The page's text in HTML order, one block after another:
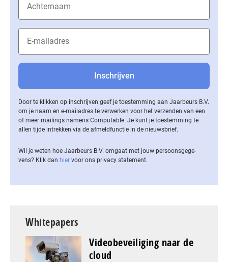
Door te klikken op inschrijven geef je toestemming aan Jaarbeurs B.V.
om je naam en e-mailadres te verwerken voor het verzenden van een
of meer mailings namens Computable. Je kunt je toestemming te
allen tijde intrekken via de af­meld­func­tie in de nieuwsbrief.
Wil je weten hoe Jaarbeurs B.V. omgaat met jouw per­soons­ge­ge­
vens? Klik dan hier voor ons privacy statement.
Whitepapers
Videobeveiliging naar de
cloud